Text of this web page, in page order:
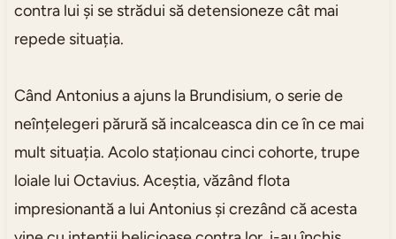
contra lui și se strădui să detensioneze cât mai
repede situația.
Când Antonius a ajuns la Brundisium, o serie de
neînțelegeri părură să incalceasca din ce în ce mai
mult situația. Acolo staționau cinci cohorte, trupe
loiale lui Octavius. Aceștia, văzând flota
impresionantă a lui Antonius și crezând că acesta